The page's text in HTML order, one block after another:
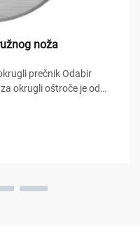
noža
prečnik Odabir
okrugli oštroče je od
okruglog oštrica